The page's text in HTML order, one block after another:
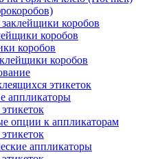
коробов
коробов
коробов
коробов
этикеток
аппликаторы
опции к аппликаторам
аппликаторы